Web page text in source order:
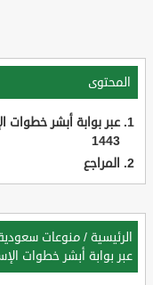
المحتوى
عبر بوابة أبشر خطوات
1443
المراجع
الرئيسية / منوعات
عبر بوابة أبشر خطوات